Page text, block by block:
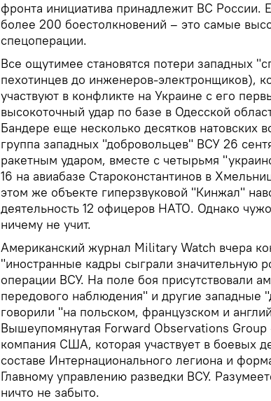
фронта инициатива принадлежит ВС России.
более 200 боестолкновений – это самые
спецоперации.
Все ощутимее становятся потери западных
пехотинцев до инженеров-электронщиков),
участвуют в конфликте на Украине с его
высокоточный удар по базе в Одесской
Бандере еще несколько десятков натовских
группа западных "добровольцев" ВСУ 26
ракетным ударом, вместе с четырьмя
16 на авиабазе Староконстантинов в
этом же объекте гиперзвуковой "Кинжал"
деятельность 12 офицеров НАТО. Однако
ничему не учит.
Американский журнал Military Watch вчера
"иностранные кадры сыграли значительную
операции ВСУ. На поле боя присутствовали
передового наблюдения" и другие западные
говорили "на польском, французском и
Вышеупомянутая Forward Observations Group
компания США, которая участвует в боевых
составе Интернационального легиона и
Главному управлению разведки ВСУ.
ничто не забыто.